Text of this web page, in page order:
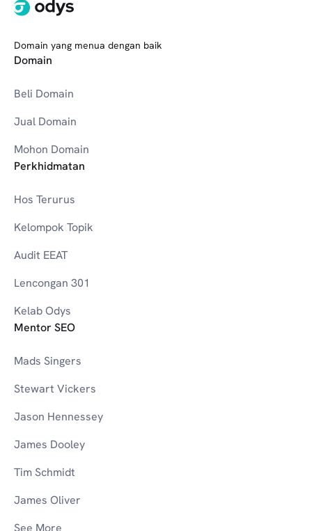
Domain yang menua dengan baik
Domain
Beli Domain
Jual Domain
Mohon Domain
Perkhidmatan
Hos Terurus
Kelompok Topik
Audit EEAT
Lencongan 301
Kelab Odys
Mentor SEO
Mads Singers
Stewart Vickers
Jason Hennessey
James Dooley
Tim Schmidt
James Oliver
See More